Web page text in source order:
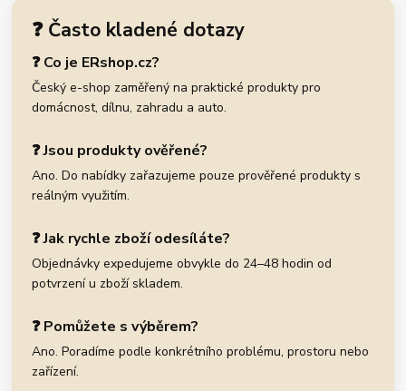
❓ Často kladené dotazy
❓ Co je ERshop.cz?
Český e-shop zaměřený na praktické produkty pro
domácnost, dílnu, zahradu a auto.
❓ Jsou produkty ověřené?
Ano. Do nabídky zařazujeme pouze prověřené produkty s
reálným využitím.
❓ Jak rychle zboží odesíláte?
Objednávky expedujeme obvykle do 24–48 hodin od
potvrzení u zboží skladem.
❓ Pomůžete s výběrem?
Ano. Poradíme podle konkrétního problému, prostoru nebo
zařízení.